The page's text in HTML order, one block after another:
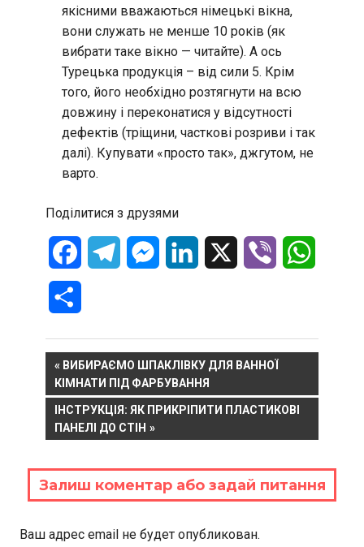
якісними вважаються німецькі вікна,
вони служать не менше 10 років (як
вибрати таке вікно — читайте). А ось
Турецька продукція – від сили 5. Крім
того, його необхідно розтягнути на всю
довжину і переконатися у відсутності
дефектів (тріщини, часткові розриви і так
далі). Купувати «просто так», джгутом, не
варто.
Поділитися з друзями
FacebookTelegramMessenger
LinkedIn Viber
Навигация
по
записям
PREVIOUS
POST:
ВИБИРАЄМО ШПАКЛІВКУ ДЛЯ ВАННОЇ
КІМНАТИ ПІД ФАРБУВАННЯ
NEXT
POST:
ІНСТРУКЦІЯ: ЯК ПРИКРІПИТИ ПЛАСТИКОВІ
ПАНЕЛІ ДО СТІН
Залиш коментар або задай питання
Ваш адрес email не будет опубликован.